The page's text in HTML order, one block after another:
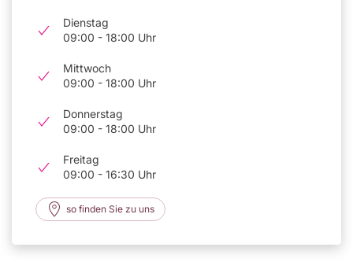
Dienstag
09:00 - 18:00 Uhr
Mittwoch
09:00 - 18:00 Uhr
Donnerstag
09:00 - 18:00 Uhr
Freitag
09:00 - 16:30 Uhr
so finden Sie zu uns